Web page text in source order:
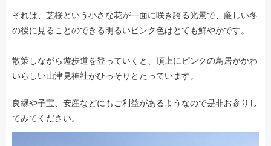
それは、芝桜という小さな花が一面に咲き誇る光景で、厳しい冬
の後に見ることのできる明るいピンク色はとても鮮やかです。
散策しながら遊歩道を登っていくと、頂上にピンクの鳥居がかわ
いらしい山津見神社がひっそりとたっています。
良縁や子宝、安産などにもご利益があるようなので是非お参りし
てみてください。